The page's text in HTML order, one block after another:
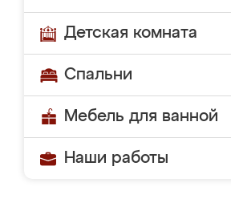
Детская комната
Спальни
Мебель для ванной
Наши работы